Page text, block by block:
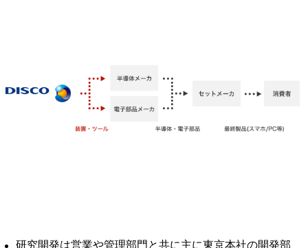
研究開発は営業や管理部門と共に主に東京本社の開発部